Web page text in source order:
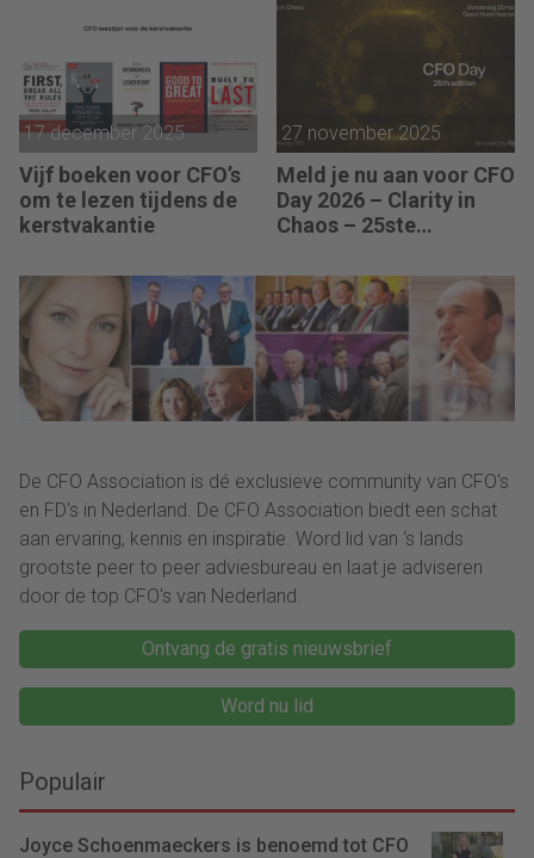
doen en daardoor tien
keer sneller werken.”
organisatie
17 december 2025
Vijf boeken voor CFO’s
om te lezen tijdens de
kerstvakantie
27 november 2025
Meld je nu aan voor CFO
Day 2026 – Clarity in
Chaos – 25ste
De CFO Association is dé exclusieve community van CFO's
en FD's in Nederland. De CFO Association biedt een schat
aan ervaring, kennis en inspiratie. Word lid van ‘s lands
grootste peer to peer adviesbureau en laat je adviseren
door de top CFO's van Nederland.
Ontvang de gratis nieuwsbrief
Word nu lid
Populair
Joyce Schoenmaeckers is benoemd tot CFO